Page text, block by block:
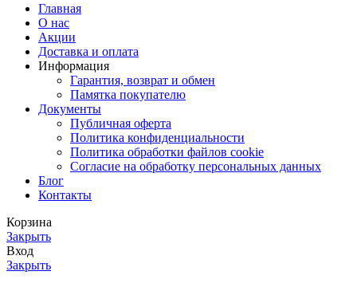
Главная
О нас
Акции
Доставка и оплата
Информация
Гарантия, возврат и обмен
Памятка покупателю
Документы
Публичная оферта
Политика конфиденциальности
Политика обработки файлов cookie
Согласие на обработку персональных данных
Блог
Контакты
Корзина
Закрыть
Вход
Закрыть